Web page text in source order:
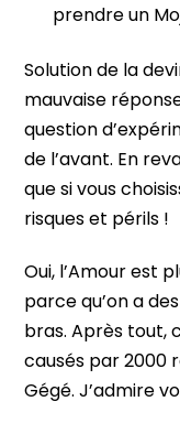
prendre un
Solution de la
mauvaise
question
de l’avant. En
que si vous
risques et périls !
Oui, l’Amour est
parce qu’on a
bras. Après tout,
causés par 2000
Gégé. J’admire